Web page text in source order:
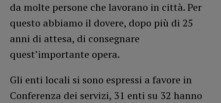
da molte persone che lavorano in città. Per
questo abbiamo il dovere, dopo più di 25
anni di attesa, di consegnare
quest’importante opera.
Gli enti locali si sono espressi a favore in
Conferenza dei servizi, 31 enti su 32 hanno